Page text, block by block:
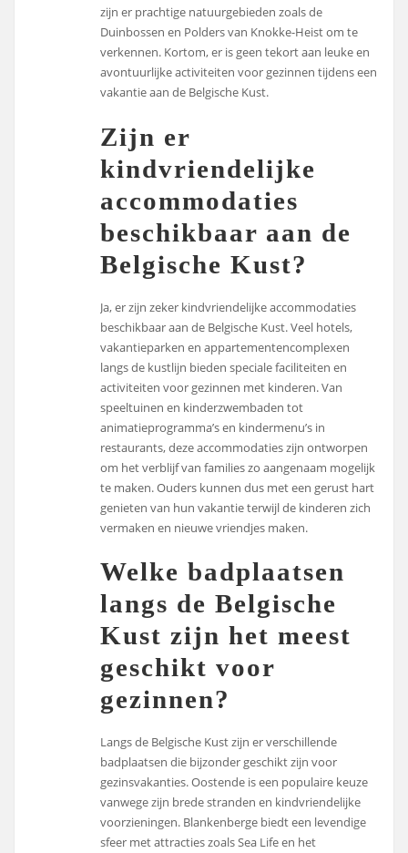
zijn er prachtige natuurgebieden zoals de
Duinbossen en Polders van Knokke-Heist om te
verkennen. Kortom, er is geen tekort aan leuke en
avontuurlijke activiteiten voor gezinnen tijdens een
vakantie aan de Belgische Kust.
Zijn er
kindvriendelijke
accommodaties
beschikbaar aan de
Belgische Kust?
Ja, er zijn zeker kindvriendelijke accommodaties
beschikbaar aan de Belgische Kust. Veel hotels,
vakantieparken en appartementencomplexen
langs de kustlijn bieden speciale faciliteiten en
activiteiten voor gezinnen met kinderen. Van
speeltuinen en kinderzwembaden tot
animatieprogramma’s en kindermenu’s in
restaurants, deze accommodaties zijn ontworpen
om het verblijf van families zo aangenaam mogelijk
te maken. Ouders kunnen dus met een gerust hart
genieten van hun vakantie terwijl de kinderen zich
vermaken en nieuwe vriendjes maken.
Welke badplaatsen
langs de Belgische
Kust zijn het meest
geschikt voor
gezinnen?
Langs de Belgische Kust zijn er verschillende
badplaatsen die bijzonder geschikt zijn voor
gezinsvakanties. Oostende is een populaire keuze
vanwege zijn brede stranden en kindvriendelijke
voorzieningen. Blankenberge biedt een levendige
sfeer met attracties zoals Sea Life en het